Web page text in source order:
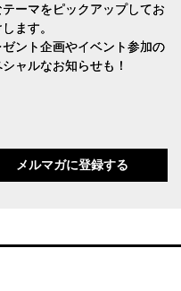
テーマをピックアップしてお
ます。
ゼント企画やイベント参加の
シャルなお知らせも！
メルマガに登録する